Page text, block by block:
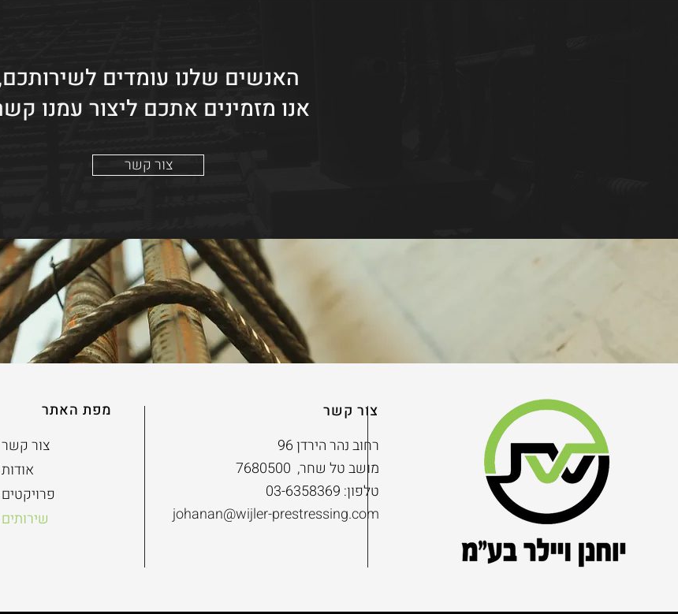
האנשים שלנו עומדים
אנו מזמינים אתכם ליצור עמנו
צור קשר
מפת האתר
צור קשר
אודות
פרויקטים
שירותים
צור קשר
רחוב נהר הירדן 96
מושב טל שחר, 7680500
טלפון: 03-6358369
johanan@wijler-prestressing.com